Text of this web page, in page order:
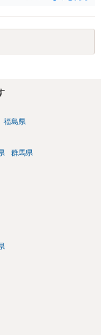
る限り明確に壊れた痕
でしょうか。 また、示
あれば賠償義務はない
たのが事実だったとし
福島県
群馬県